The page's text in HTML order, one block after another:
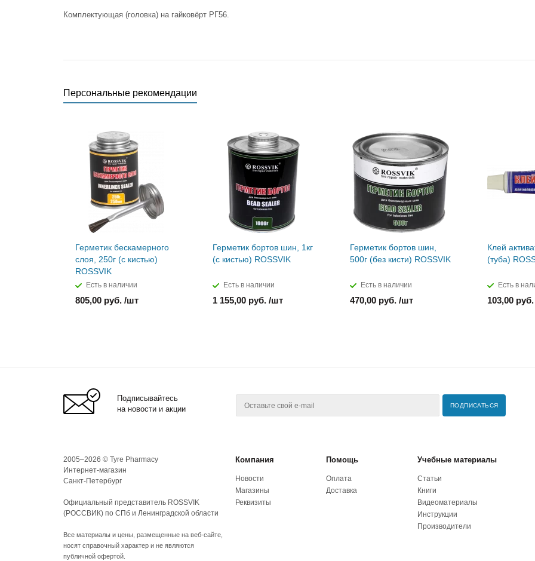
Комплектующая (головка) на гайковёрт РГ56.
Персональные рекомендации
Герметик бескамерного
слоя, 250г (с кистью)
ROSSVIK
Есть в наличии
805,00 руб. /шт
Герметик бортов шин, 1кг
(с кистью) ROSSVIK
Есть в наличии
1 155,00 руб. /шт
Герметик бортов шин,
500г (без кисти) ROSSVIK
Есть в наличии
470,00 руб. /шт
Клей
(туба)
Есть в
103,00
Подписывайтесь
на новости и акции
2005–2026 © Tyre Pharmacy
Интернет-магазин
Санкт-Петербург
Официальный представитель ROSSVIK
(РОССВИК) по СПб и Ленинградской области
Все материалы и цены, размещенные на веб-сайте,
носят справочный характер и не являются
публичной офертой.
Компания Помощь Учебные материалы
Новости
Магазины
Реквизиты
Оплата
Доставка
Статьи
Книги
Видеоматериалы
Инструкции
Производители